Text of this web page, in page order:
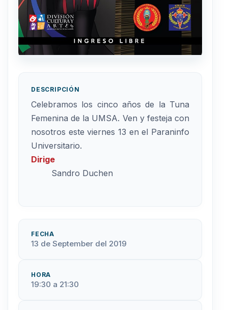
DESCRIPCIÓN
Celebramos los cinco años de la Tuna
Femenina de la UMSA. Ven y festeja con
nosotros este viernes 13 en el Paraninfo
Universitario.
Dirige
Sandro Duchen
FECHA
13 de September del 2019
HORA
19:30 a 21:30